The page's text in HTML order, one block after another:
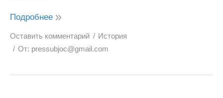
Подробнее
Оставить комментарий
История
От: pressubjoc@gmail.com